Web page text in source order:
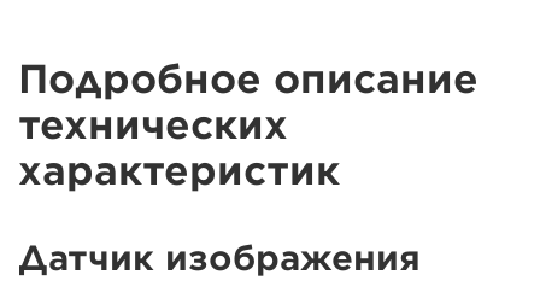
Подробное описание
технических
характеристик
Датчик изображения